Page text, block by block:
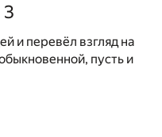
3
и перевёл взгляд на
пусть и